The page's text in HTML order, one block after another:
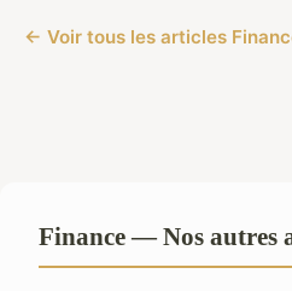
← Voir tous les articles
Finance — Nos autres